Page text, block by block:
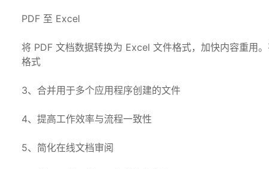
PDF 至 Excel
将 PDF 文档数据转换为 Excel 文件格式，加快内容重用
格式
3、合并用于多个应用程序创建的文件
4、提高工作效率与流程一致性
5、简化在线文档审阅